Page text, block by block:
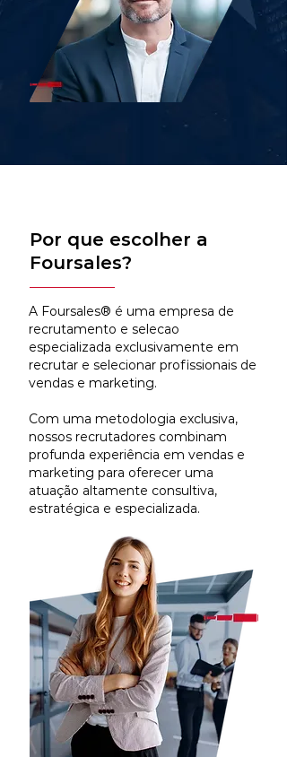
Por que escolher a
Foursales?
A Foursales® é uma empresa de
recrutamento e selecao
especializada exclusivamente em
recrutar e selecionar profissionais de
vendas e marketing.
Com uma metodologia exclusiva,
nossos recrutadores combinam
profunda experiência em vendas e
marketing para oferecer uma
atuação altamente consultiva,
estratégica e especializada.